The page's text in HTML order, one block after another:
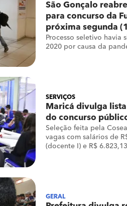
São Gonçalo
para concurso da
próxima segunda
Processo seletivo havia
2020 por causa da
SERVIÇOS
Maricá divulga
do concurso
Seleção feita pela
vagas com salários de
(docente I) e R$
GERAL